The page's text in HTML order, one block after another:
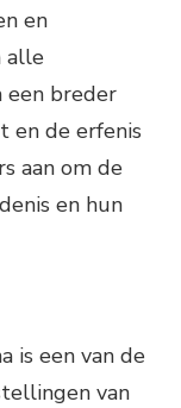
en
alle
breder
en de erfenis
aan om de
en hun
is een van de
van